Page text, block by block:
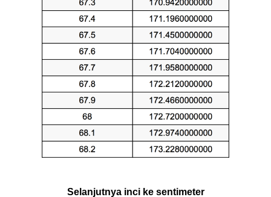
Selanjutnya inci ke sentimeter